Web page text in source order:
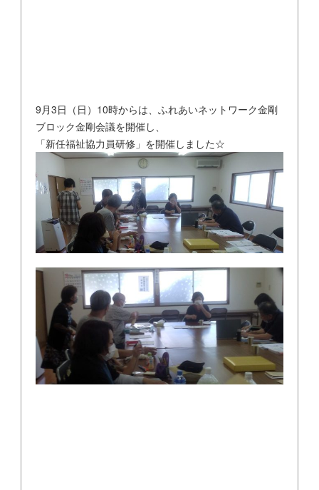
9月3日（日）10時からは、ふれあいネットワーク金剛
ブロック金剛会議を開催し、
「新任福祉協力員研修」を開催しました☆